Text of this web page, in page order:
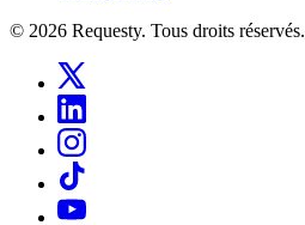
© 2026 Requesty. Tous droits réservés.